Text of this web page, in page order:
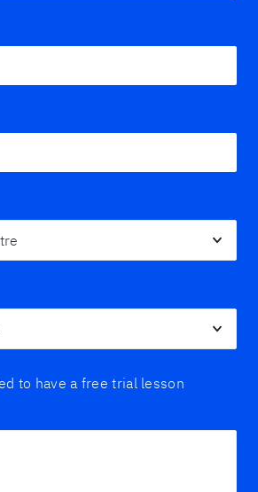
to have a free trial lesson